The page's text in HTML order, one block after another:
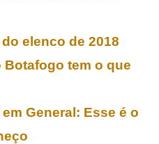
elenco de 2018
Botafogo tem o que
General: Esse é o